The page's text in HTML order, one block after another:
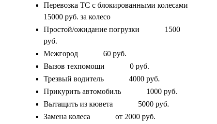
Перевозка ТС с блокированными колесами
15000 руб. за колесо
Простой/ожидание погрузки
1500
руб.
Межгород
60 руб.
Вызов техпомощи
0 руб.
Трезвый водитель
4000 руб.
Прикурить автомобиль
1000 руб.
Вытащить из кювета
5000 руб.
Замена колеса
от 2000 руб.